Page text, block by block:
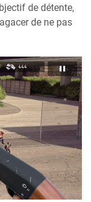
de détente,
de ne pas